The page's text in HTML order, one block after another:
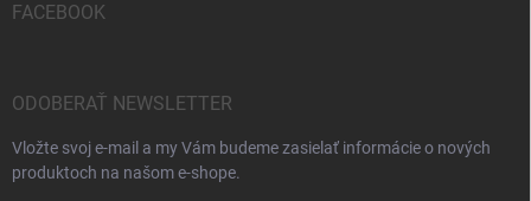
FACEBOOK
ODOBERAŤ NEWSLETTER
Vložte svoj e-mail a my Vám budeme zasielať informácie o nových
produktoch na našom e-shope.